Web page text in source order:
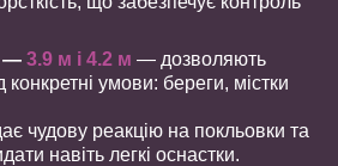
— 3.9 м і 4.2 м — дозволяють
конкретні умови: береги, містки
чудову реакцію на покльовки та
навіть легкі оснастки.